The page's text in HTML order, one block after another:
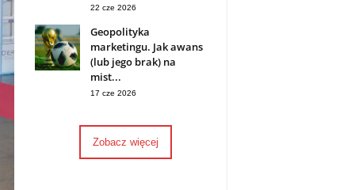
22 cze 2026
Geopolityka
marketingu. Jak awans
(lub jego brak) na
mist...
17 cze 2026
Zobacz więcej